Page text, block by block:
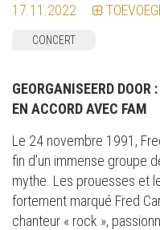
17.11.2022
CONCERT
GEORGANISEERD DOOR :
EN ACCORD AVEC FAM
Le 24 novembre 1991,
fin d’un immense groupe
mythe. Les prouesses et
fortement marqué Fred
chanteur « rock »,